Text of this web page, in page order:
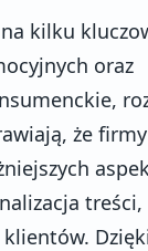
kilku
oraz
że